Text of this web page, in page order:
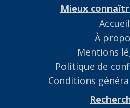
Mieux
Accueil
À
Mentions
Politique de
Conditions